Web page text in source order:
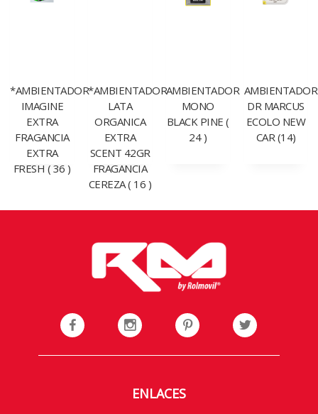
*AMBIENTADOR
IMAGINE
EXTRA
FRAGANCIA
EXTRA
FRESH ( 36 )
*AMBIENTADOR
LATA
ORGANICA
EXTRA
SCENT 42GR
FRAGANCIA
CEREZA ( 16 )
AMBIENTADOR
MONO
BLACK PINE (
24 )
AMBIENTADOR
DR MARCUS
ECOLO NEW
CAR (14)
ENLACES